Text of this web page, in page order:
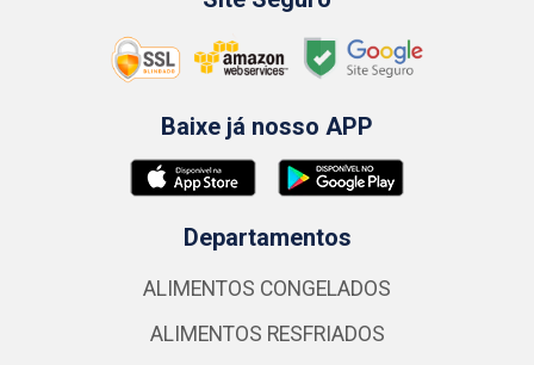
Baixe já nosso APP
Departamentos
ALIMENTOS CONGELADOS
ALIMENTOS RESFRIADOS